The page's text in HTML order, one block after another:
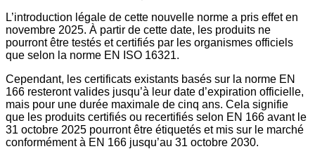
L’introduction légale de cette nouvelle norme a pris effet en
novembre 2025. À partir de cette date, les produits ne
pourront être testés et certifiés par les organismes officiels
que selon la norme EN ISO 16321.
Cependant, les certificats existants basés sur la norme EN
166 resteront valides jusqu’à leur date d’expiration officielle,
mais pour une durée maximale de cinq ans. Cela signifie
que les produits certifiés ou recertifiés selon EN 166 avant le
31 octobre 2025 pourront être étiquetés et mis sur le marché
conformément à EN 166 jusqu’au 31 octobre 2030.